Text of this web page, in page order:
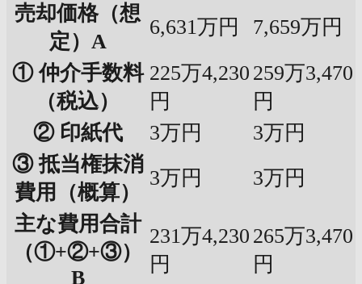
売却価格（想
定）A
6,631万円
7,659万円
① 仲介手数料
（税込）
225万4,230
円
259万3,470
円
② 印紙代
3万円
3万円
③ 抵当権抹消
費用（概算）
3万円
3万円
主な費用合計
（①+②+③）
B
231万4,230
円
265万3,470
円